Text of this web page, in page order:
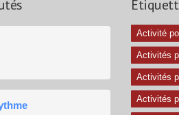
Activité
Activités
Activités
Activités